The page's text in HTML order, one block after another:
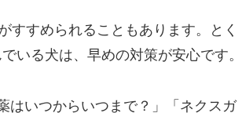
すすめられることもあります。とく
いる犬は、早めの対策が安心です。
はいつからいつまで？」「ネクスガ